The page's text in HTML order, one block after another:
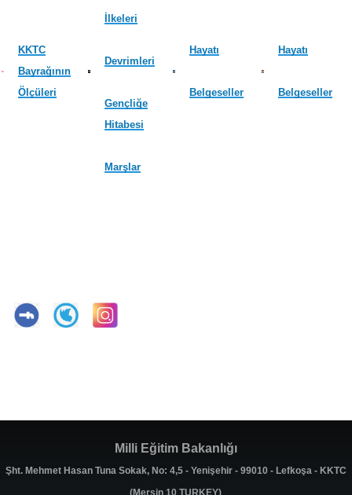
KKTC
Bayrağının
Ölçüleri
İlkeleri
Devrimleri
Gençliğe
Hitabesi
Marşlar
Hayatı
Belgeseller
Hayatı
Belgeseller
Milli Eğitim Bakanlığı
Şht. Mehmet Hasan Tuna Sokak, No: 4,5 - Yenişehir - 99010 - Lefkoşa - KKTC